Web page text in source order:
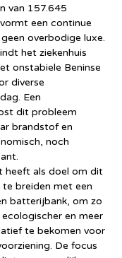
van 157.645
een continue
overbodige luxe.
het ziekenhuis
onstabiele Beninse
diverse
Een
dit probleem
brandstof en
noch
heeft als doel om dit
breiden met een
batterijbank, om zo
en meer
te bekomen voor
De focus